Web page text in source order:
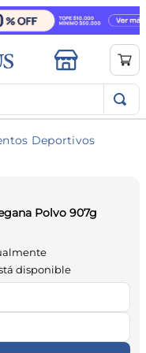
Deportivos
Polvo 907g
disponible